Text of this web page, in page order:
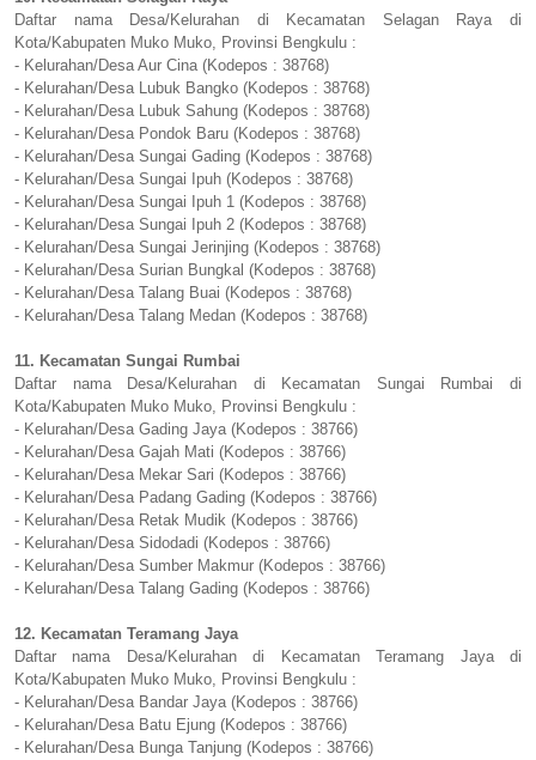
Daftar nama Desa/Kelurahan di Kecamatan Selagan Raya di
Kota/Kabupaten Muko Muko, Provinsi Bengkulu :
- Kelurahan/Desa Aur Cina (Kodepos : 38768)
- Kelurahan/Desa Lubuk Bangko (Kodepos : 38768)
- Kelurahan/Desa Lubuk Sahung (Kodepos : 38768)
- Kelurahan/Desa Pondok Baru (Kodepos : 38768)
- Kelurahan/Desa Sungai Gading (Kodepos : 38768)
- Kelurahan/Desa Sungai Ipuh (Kodepos : 38768)
- Kelurahan/Desa Sungai Ipuh 1 (Kodepos : 38768)
- Kelurahan/Desa Sungai Ipuh 2 (Kodepos : 38768)
- Kelurahan/Desa Sungai Jerinjing (Kodepos : 38768)
- Kelurahan/Desa Surian Bungkal (Kodepos : 38768)
- Kelurahan/Desa Talang Buai (Kodepos : 38768)
- Kelurahan/Desa Talang Medan (Kodepos : 38768)
11. Kecamatan Sungai Rumbai
Daftar nama Desa/Kelurahan di Kecamatan Sungai Rumbai di
Kota/Kabupaten Muko Muko, Provinsi Bengkulu :
- Kelurahan/Desa Gading Jaya (Kodepos : 38766)
- Kelurahan/Desa Gajah Mati (Kodepos : 38766)
- Kelurahan/Desa Mekar Sari (Kodepos : 38766)
- Kelurahan/Desa Padang Gading (Kodepos : 38766)
- Kelurahan/Desa Retak Mudik (Kodepos : 38766)
- Kelurahan/Desa Sidodadi (Kodepos : 38766)
- Kelurahan/Desa Sumber Makmur (Kodepos : 38766)
- Kelurahan/Desa Talang Gading (Kodepos : 38766)
12. Kecamatan Teramang Jaya
Daftar nama Desa/Kelurahan di Kecamatan Teramang Jaya di
Kota/Kabupaten Muko Muko, Provinsi Bengkulu :
- Kelurahan/Desa Bandar Jaya (Kodepos : 38766)
- Kelurahan/Desa Batu Ejung (Kodepos : 38766)
- Kelurahan/Desa Bunga Tanjung (Kodepos : 38766)